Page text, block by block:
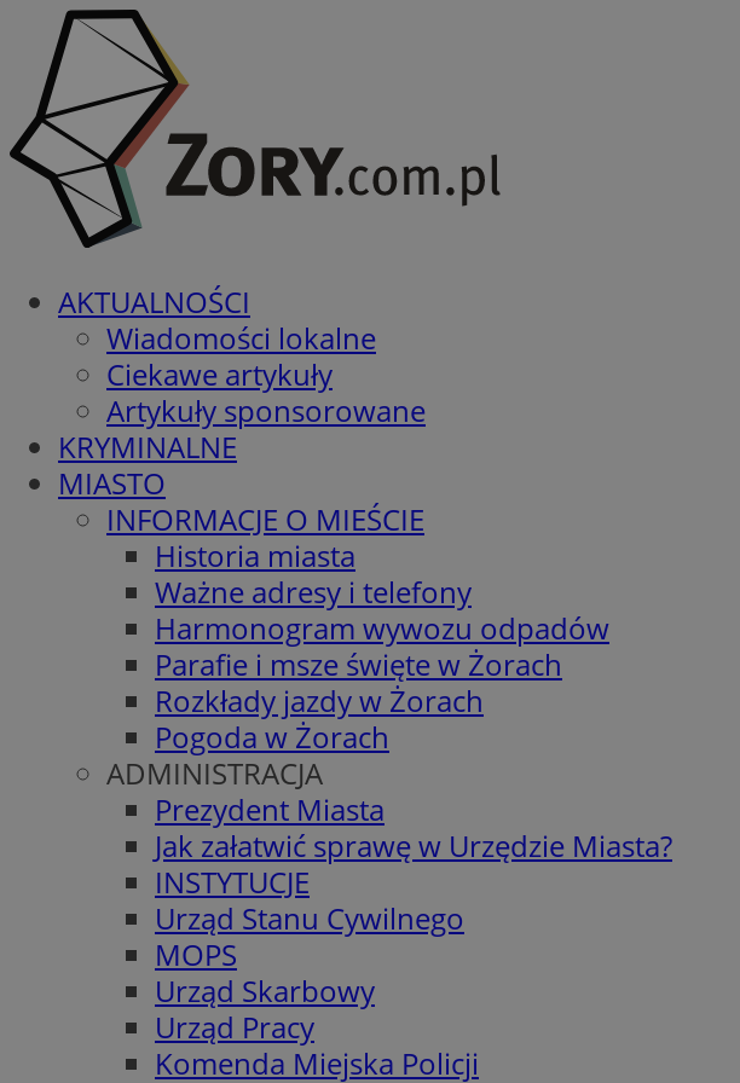
AKTUALNOŚCI
Wiadomości lokalne
Ciekawe artykuły
Artykuły sponsorowane
KRYMINALNE
MIASTO
INFORMACJE O MIEŚCIE
Historia miasta
Ważne adresy i telefony
Harmonogram wywozu odpadów
Parafie i msze święte w Żorach
Rozkłady jazdy w Żorach
Pogoda w Żorach
ADMINISTRACJA
Prezydent Miasta
Jak załatwić sprawę w Urzędzie Miasta?
INSTYTUCJE
Urząd Stanu Cywilnego
MOPS
Urząd Skarbowy
Urząd Pracy
Komenda Miejska Policji